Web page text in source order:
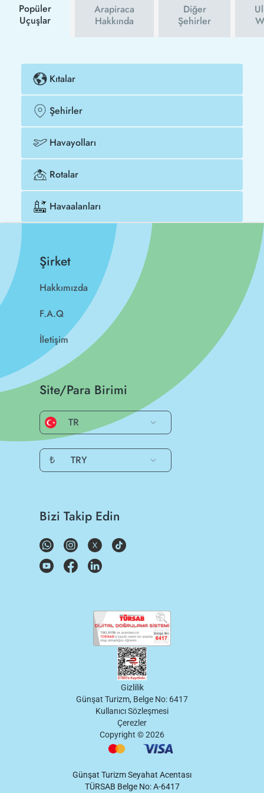
Popüler
Uçuşlar
Arapiraca
Hakkında
Diğer
Şehirler
Kıtalar
Şehirler
Havayolları
Rotalar
Havaalanları
Şirket
Hakkımızda
F.A.Q
İletişim
Site/Para Birimi
TR
₺ TRY
Bizi Takip Edin
Gizlilik
Günşat Turizm, Belge No: 6417
Kullanıcı Sözleşmesi
Çerezler
Copyright ©2026
Günşat Turizm Seyahat Acentası
TÜRSAB Belge No: A-6417